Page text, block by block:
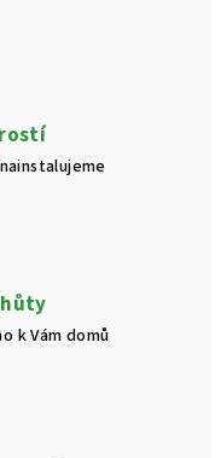
k Vám domů